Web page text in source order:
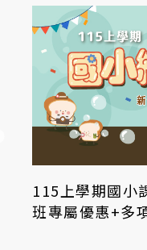
115上學期國小
班專屬優惠+多